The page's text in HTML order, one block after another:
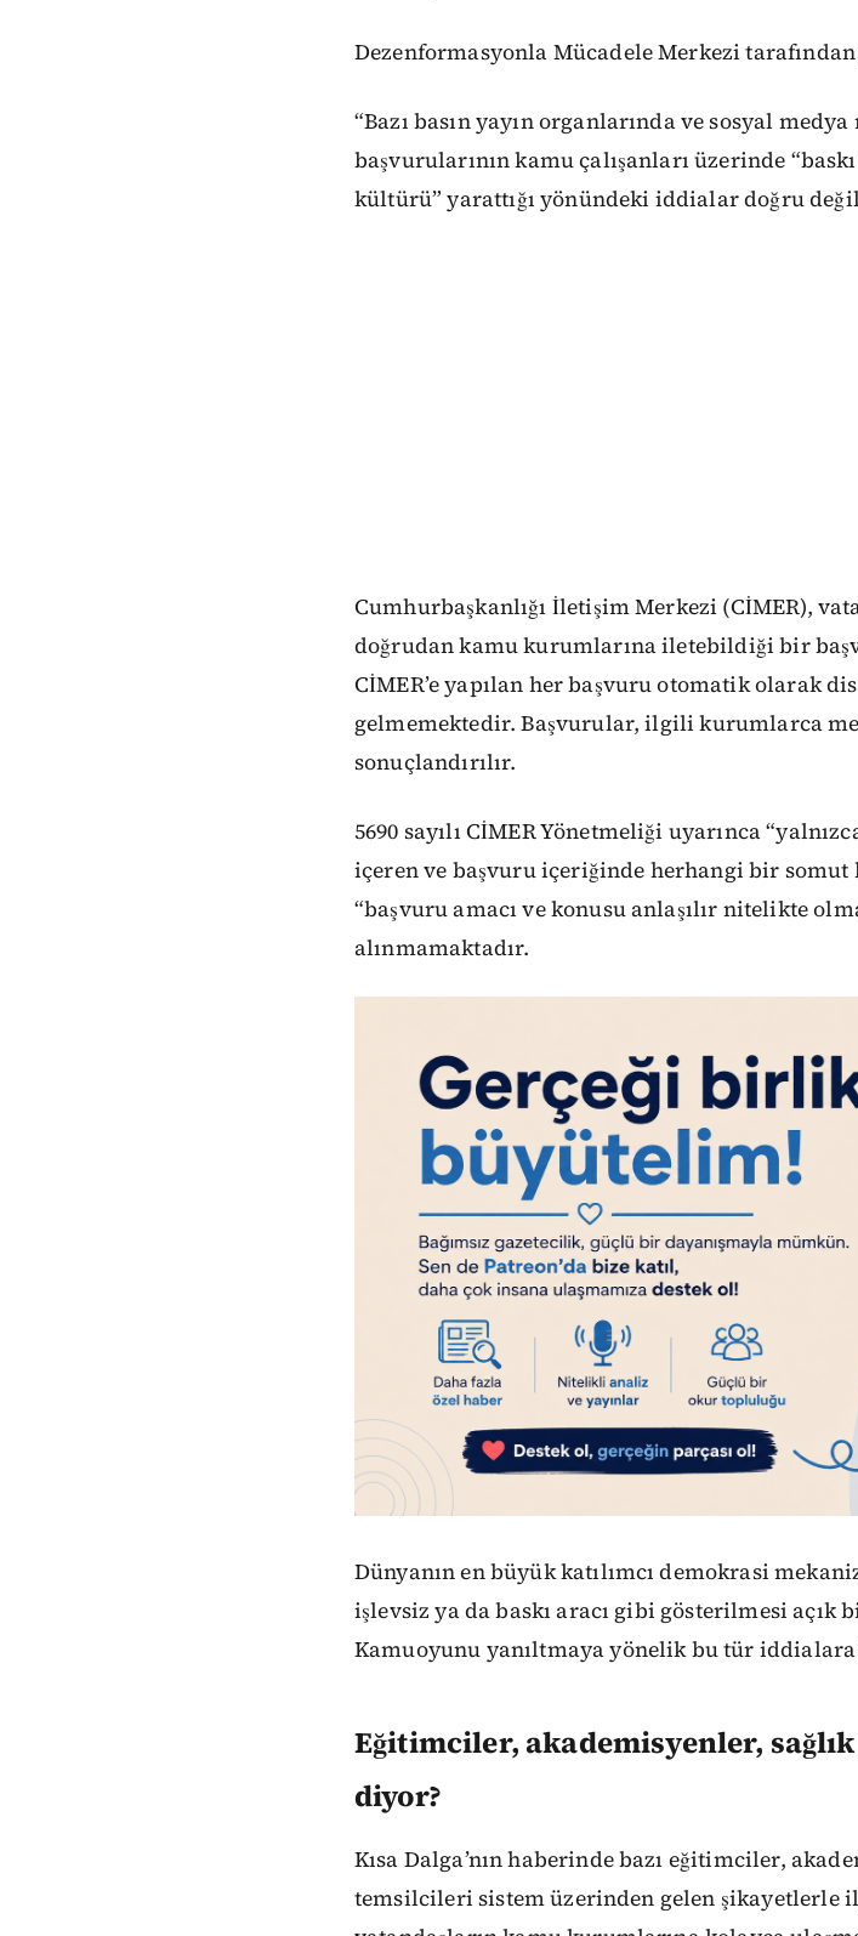
Dezenformasyonla Mücadele Merkezi
“Bazı basın yayın organlarında ve sosyal
başvurularının kamu çalışanları üzerinde
kültürü” yarattığı yönündeki iddialar doğru
Cumhurbaşkanlığı İletişim Merkezi (CİMER),
doğrudan kamu kurumlarına iletebildiği bir
CİMER’e yapılan her başvuru otomatik olarak
gelmemektedir. Başvurular, ilgili kurumlarca
sonuçlandırılır.
5690 sayılı CİMER Yönetmeliği uyarınca
içeren ve başvuru içeriğinde herhangi bir
“başvuru amacı ve konusu anlaşılır nitelikte
alınmamaktadır.
Dünyanın en büyük katılımcı demokrasi
işlevsiz ya da baskı aracı gibi gösterilmesi açık
Kamuoyunu yanıltmaya yönelik bu tür
Eğitimciler, akademisyenler,
diyor?
Kısa Dalga’nın haberinde bazı eğitimciler,
temsilcileri sistem üzerinden gelen